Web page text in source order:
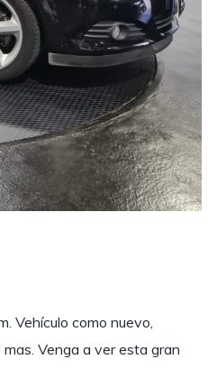
Vehículo como nuevo,
Venga a ver esta gran